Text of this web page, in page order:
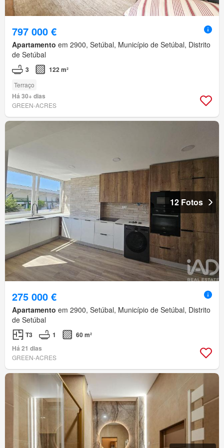
797 000 €
Apartamento em 2900, Setúbal, Município de Setúbal, Distrito
de Setúbal
3 122 m²
Terraço
Há 30+ dias
GREEN-ACRES
12 Fotos
275 000 €
Apartamento em 2900, Setúbal, Município de Setúbal, Distrito
de Setúbal
T3 1
60 m²
Há 21 dias
GREEN-ACRES